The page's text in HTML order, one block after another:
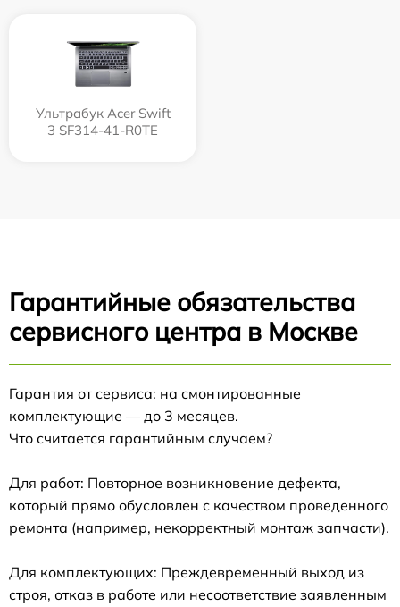
Ультрабук Acer Swift
3 SF314-41-R0TE
Гарантийные обязательства
сервисного центра в Москве
Гарантия от сервиса: на смонтированные
комплектующие — до 3 месяцев.
Что считается гарантийным случаем?
Для работ: Повторное возникновение дефекта,
который прямо обусловлен с качеством проведенного
ремонта (например, некорректный монтаж запчасти).
Для комплектующих: Преждевременный выход из
строя, отказ в работе или несоответствие заявленным